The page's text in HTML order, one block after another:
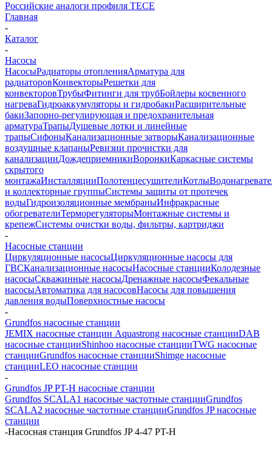
Российские аналоги профиля TECE
Главная
-
Каталог
-
Насосы
НасосыРадиаторы отопленияАрматура для
радиаторовКонвекторыРешетки для
конвекторовТрубыФитинги для трубБойлеры косвенного
нагреваГидроаккумуляторы и гидробакиРасширительные
бакиЗапорно-регулирующая и предохранительная
арматураТрапыДушевые лотки и линейные
трапыСифоныКанализационные затворыКанализационные
воздушные клапаныРевизии прочистки для
канализацииДождеприемникиВоронкиКаркасные системы
скрытого
монтажаИнсталляцииПолотенцесушителиКотлы
и коллекторные группыСистемы защиты от протечек
водыГидроизоляционные мембраныИнфракрасные
обогревателиТерморегуляторыМонтажные системы и
крепежСистемы очистки воды, фильтры, картриджи
-
Насосные станции
Циркуляционные насосыЦиркуляционные насосы для
ГВСКанализационные насосыНасосные станцииКолодезные
насосыСкважинные насосыДренажные насосыФекальные
насосыАвтоматика для насосовНасосы для повышения
давления водыПоверхностные насосы
-
Grundfos насосные станции
JEMIX насосные станции Aquastrong насосные станцииDAB
насосные станцииShinhoo насосные станцииTWG насосные
станцииGrundfos насосные станцииShimge насосные
станцииLEO насосные станции
-
Grundfos JP PT-H насосные станции
Grundfos SCALA1 насосные частотные станцииGrundfos
SCALA2 насосные частотные станцииGrundfos JP насосные
станции
-Насосная станция Grundfos JP 4-47 PT-H